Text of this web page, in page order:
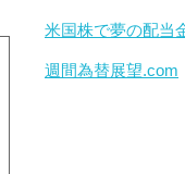
米国株で夢の配当
週間為替展望.com